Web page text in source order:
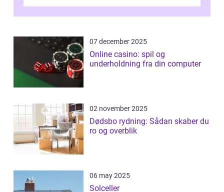
07 december 2025
Online casino: spil og
underholdning fra din computer
02 november 2025
Dødsbo rydning: Sådan skaber du
ro og overblik
06 may 2025
Solceller